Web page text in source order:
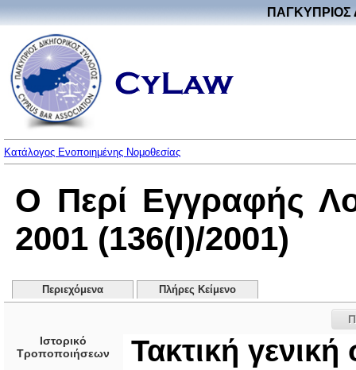
ΠΑΓΚΥΠΡΙΟΣ
Κατάλογος Ενοποιημένης Νομοθεσίας
Ο Περί Εγγραφής
2001 (136(I)/2001)
Περιεχόμενα Πλήρες Κείμενο
Ιστορικό
Τροποποιήσεων
Τακτική